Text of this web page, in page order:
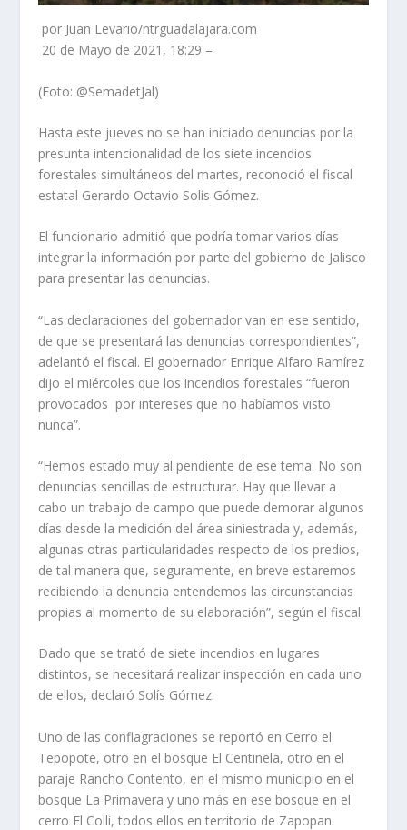
por Juan Levario/ntrguadalajara.com
20 de Mayo de 2021, 18:29 –
(Foto: @SemadetJal)
Hasta este jueves no se han iniciado denuncias por la
presunta intencionalidad de los siete incendios
forestales simultáneos del martes, reconoció el fiscal
estatal Gerardo Octavio Solís Gómez.
El funcionario admitió que podría tomar varios días
integrar la información por parte del gobierno de Jalisco
para presentar las denuncias.
“Las declaraciones del gobernador van en ese sentido,
de que se presentará las denuncias correspondientes”,
adelantó el fiscal. El gobernador Enrique Alfaro Ramírez
dijo el miércoles que los incendios forestales “fueron
provocados por intereses que no habíamos visto
nunca”.
“Hemos estado muy al pendiente de ese tema. No son
denuncias sencillas de estructurar. Hay que llevar a
cabo un trabajo de campo que puede demorar algunos
días desde la medición del área siniestrada y, además,
algunas otras particularidades respecto de los predios,
de tal manera que, seguramente, en breve estaremos
recibiendo la denuncia entendemos las circunstancias
propias al momento de su elaboración”, según el fiscal.
Dado que se trató de siete incendios en lugares
distintos, se necesitará realizar inspección en cada uno
de ellos, declaró Solís Gómez.
Uno de las conflagraciones se reportó en Cerro el
Tepopote, otro en el bosque El Centinela, otro en el
paraje Rancho Contento, en el mismo municipio en el
bosque La Primavera y uno más en ese bosque en el
cerro El Colli, todos ellos en territorio de Zapopan.